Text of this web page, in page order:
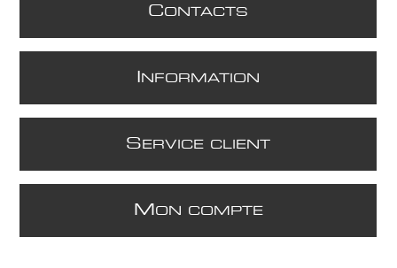
CONTACTS
NFORMATION
S ERVICE CLIENT
M ON COMPTE